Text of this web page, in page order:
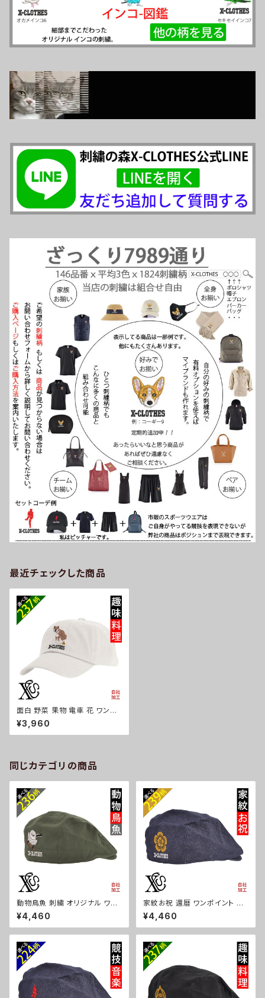
最近チェックした商品
面白 野菜 果物 電車 花 ワンポ
イント 刺繍 ウオッシュ加工 大人
大きいサイズ 帽子 メンズ キャッ
プ レディース ローキャップ 雑貨
¥3,960
同じカテゴリの商品
動物鳥魚 刺繍 オリジナル ワン
ポイント 帽子 コットン ハンチン
グ メンズ レディース インナーメ
ッシュ 雑貨 グッズ 自社ブランド
ap68-b06-s
¥4,460
家紋お祝 還暦 ワンポイント 刺
繍 帽子 コットン ハンチング メ
ンズ レディース インナーメッシ
ュ 雑貨 グッズ 自社ブランド 柄
花 木瓜 蔦 桐 クリスマス ori-a
-cap68-b07-s
¥4,460